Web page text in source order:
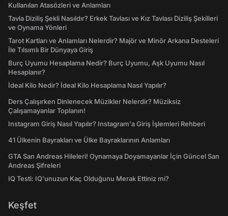
Kullanılan Atasözleri ve Anlamları
Tavla Diziliş Şekli Nasıldır? Erkek Tavlası ve Kız Tavlası Diziliş Şekilleri
ve Oynama Yönleri
Tarot Kartları ve Anlamları Nelerdir? Majör ve Minör Arkana Desteleri
İle Tılsımlı Bir Dünyaya Giriş
Burç Uyumu Hesaplama Nedir? Burç Uyumu, Aşk Uyumu Nasıl
Hesaplanır?
İdeal Kilo Nedir? İdeal Kilo Hesaplama Nasıl Yapılır?
Ders Çalışırken Dinlenecek Müzikler Nelerdir? Müziksiz
Çalışamayanlar Toplanın!
Instagram Giriş Nasıl Yapılır? Instagram'a Giriş İşlemleri Rehberi
41 Ülkenin Bayrakları ve Ülke Bayraklarının Anlamları
GTA San Andreas Hileleri! Oynamaya Doyamayanlar İçin Güncel San
Andreas Şifreleri
IQ Testi: IQ'unuzun Kaç Olduğunu Merak Ettiniz mi?
Keşfet